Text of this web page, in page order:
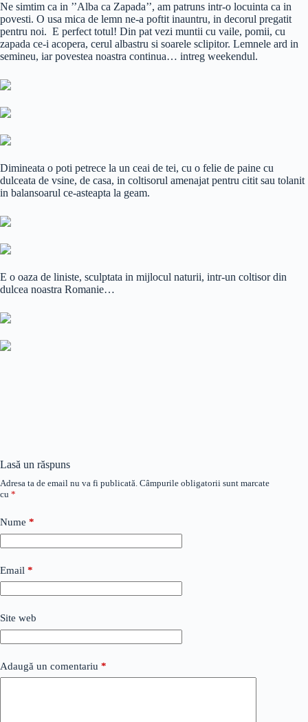
Ne simtim ca in ’’Alba ca Zapada’’, am patruns intr-o locuinta ca in
povesti. O usa mica de lemn ne-a poftit inauntru, in decorul pregatit
pentru noi. E perfect totul! Din pat vezi muntii cu vaile, pomii, cu
zapada ce-i acopera, cerul albastru si soarele sclipitor. Lemnele ard in
semineu, iar povestea noastra continua… intreg weekendul.
Dimineata o poti petrece la un ceai de tei, cu o felie de paine cu
dulceata de vsine, de casa, in coltisorul amenajat pentru citit sau tolanit
in balansoarul ce-asteapta la geam.
E o oaza de liniste, sculptata in mijlocul naturii, intr-un coltisor din
dulcea noastra Romanie…
Lasă un răspuns
Adresa ta de email nu va fi publicată. Câmpurile obligatorii sunt marcate
cu *
Nume *
Email *
Site web
Adaugă un comentariu *